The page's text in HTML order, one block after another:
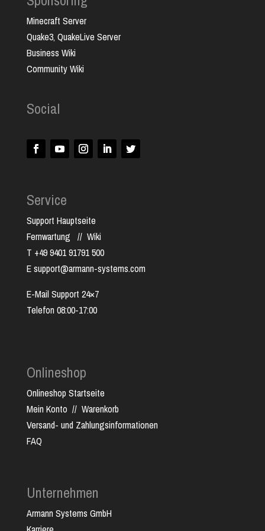
Minecraft Server
Quake3, QuakeLive Server
Business Wiki
Community Wiki
Social
Service
Support Hauptseite
Fernwartung // Wiki
T +49 9401 91791 500
E support@armann-systems.com
E-Mail Support 24×7
Telefon 08:00-17:00
Onlineshop
Onlineshop Startseite
Mein Konto // Warenkorb
Versand- und Zahlungsinformationen
FAQ
Unternehmen
Armann Systems GmbH